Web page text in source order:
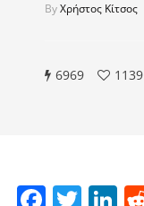
ByΧρήστος Κίτσος
6969 1139